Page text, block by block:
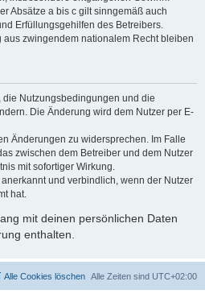
Absätze a bis c gilt sinngemäß auch
Erfüllungsgehilfen des Betreibers.
aus zwingendem nationalem Recht bleiben
die Nutzungsbedingungen und die
Die Änderung wird dem Nutzer per E-
Änderungen zu widersprechen. Im Falle
zwischen dem Betreiber und dem Nutzer
mit sofortiger Wirkung.
und verbindlich, wenn der Nutzer
hat.
mit deinen persönlichen Daten
enthalten.
Alle Zeiten sind UTC+02:00
Alle Cookies löschen